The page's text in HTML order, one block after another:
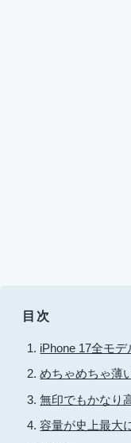
目次
iPhone 17全モ
めちゃめちゃ薄
無印でもかなり
容量が史上最大